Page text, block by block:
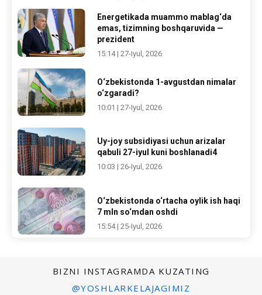
Energetikada muammo mablag‘da
emas, tizimning boshqaruvida —
prezident
15:14 | 27-Iyul, 2026
O‘zbekistonda 1-avgustdan nimalar
o‘zgaradi?
10:01 | 27-Iyul, 2026
Uy-joy subsidiyasi uchun arizalar
qabuli 27-iyul kuni boshlanadi4
10:03 | 26-Iyul, 2026
O‘zbekistonda o‘rtacha oylik ish haqi
7 mln so‘mdan oshdi
15:54 | 25-Iyul, 2026
BIZNI INSTAGRAMDA KUZATING
@YOSHLARKELAJAGIMIZ